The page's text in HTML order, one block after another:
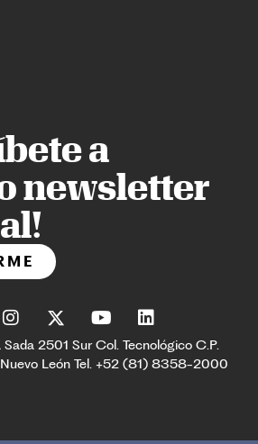
a
newsletter
2501 Sur Col. Tecnológico C.P.
León Tel. +52 (81) 8358-2000